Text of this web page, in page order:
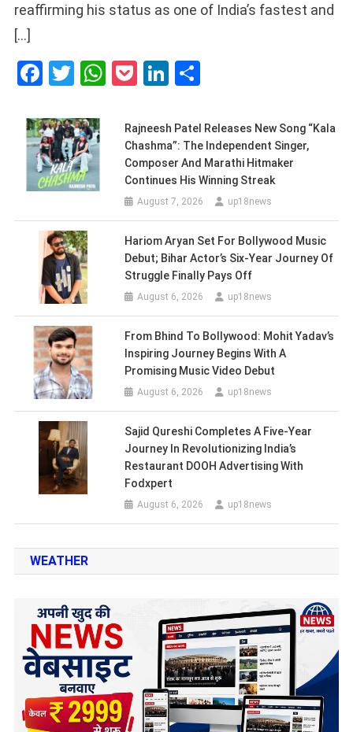
reaffirming his status as one of India’s fastest and
[…]
Facebook
Twitter
WhatsApp
PocketLinkedIn
Rajneesh Patel Releases New Song “Kala
Chashma”: The Independent Singer,
Composer And Marathi Hitmaker
Continues His Winning Streak
August 7, 2026 up18news
Hariom Aryan Set For Bollywood Music
Debut; Bihar Actor’s Six-Year Journey Of
Struggle Finally Pays Off
August 6, 2026 up18news
From Bhind To Bollywood: Mohit Yadav’s
Inspiring Journey Begins With A
Promising Music Video Debut
August 6, 2026 up18news
Sajid Qureshi Completes A Five-Year
Journey In Revolutionizing India’s
Restaurant DOOH Advertising With
Fodxpert
August 6, 2026 up18news
WEATHER